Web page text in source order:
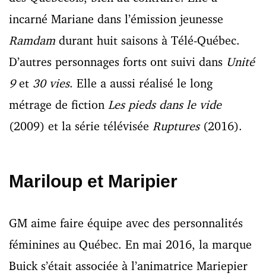
incarné Mariane dans l’émission jeunesse
Ramdam durant huit saisons à Télé-Québec.
D’autres personnages forts ont suivi dans Unité
9et 30 vies. Elle a aussi réalisé le long
métrage de fiction Les pieds dans le vide
(2009) et la série télévisée Ruptures(2016).
Mariloup et Maripier
GM aime faire équipe avec des personnalités
féminines au Québec. En mai 2016, la marque
Buick s’était associée à l’animatrice Mariepier